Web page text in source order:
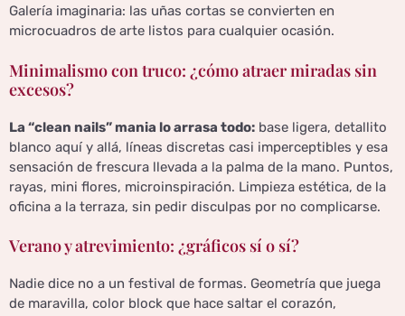
Galería imaginaria: las uñas cortas se convierten en
microcuadros de arte listos para cualquier ocasión.
Minimalismo con truco: ¿cómo atraer miradas sin
excesos?
La “clean nails” mania lo arrasa todo: base ligera, detallito
blanco aquí y allá, líneas discretas casi imperceptibles y esa
sensación de frescura llevada a la palma de la mano. Puntos,
rayas, mini flores, microinspiración. Limpieza estética, de la
oficina a la terraza, sin pedir disculpas por no complicarse.
Verano y atrevimiento: ¿gráficos sí o sí?
Nadie dice no a un festival de formas. Geometría que juega
de maravilla, color block que hace saltar el corazón,